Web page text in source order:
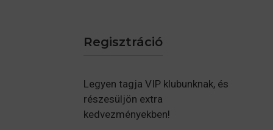
Regisztráció
Legyen tagja VIP klubunknak, és
részesüljön extra
kedvezményekben!